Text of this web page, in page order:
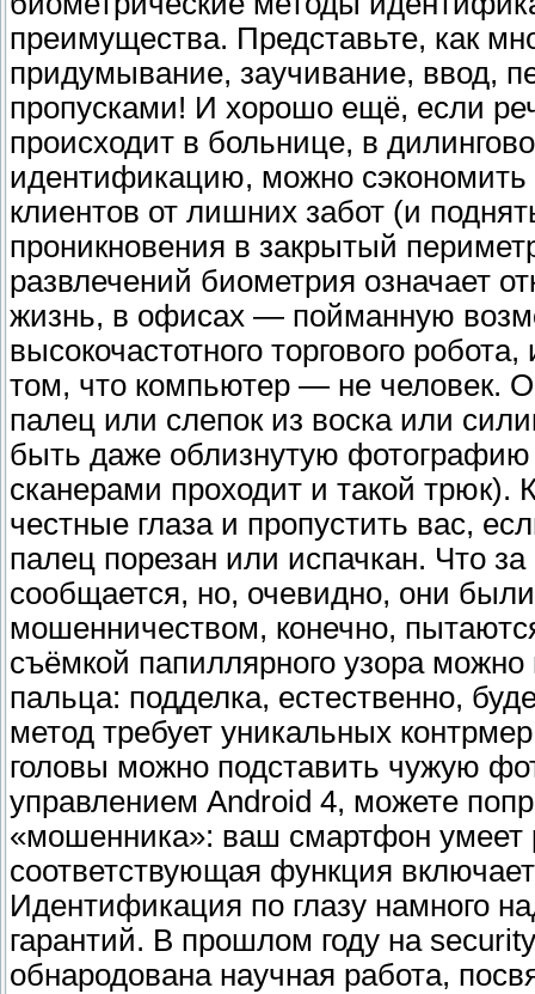
преимущества. Представьте, как
придумывание, заучивание, ввод,
пропусками! И хорошо ещё, если
происходит в больнице, в
идентификацию, можно сэкономить
клиентов от лишних забот (и
проникновения в закрытый
развлечений биометрия означает
жизнь, в офисах — пойманную
высокочастотного торгового
том, что компьютер — не человек.
палец или слепок из воска или
быть даже облизнутую фотографию
сканерами проходит и такой
честные глаза и пропустить вас,
палец порезан или испачкан. Что
сообщается, но, очевидно, они
мошенничеством, конечно,
съёмкой папиллярного узора
пальца: подделка, естественно,
метод требует уникальных
головы можно подставить чужую
управлением Android 4, можете
«мошенника»: ваш смартфон умеет
соответствующая функция
Идентификация по глазу намного
гарантий. В прошлом году на
обнародована научная работа,